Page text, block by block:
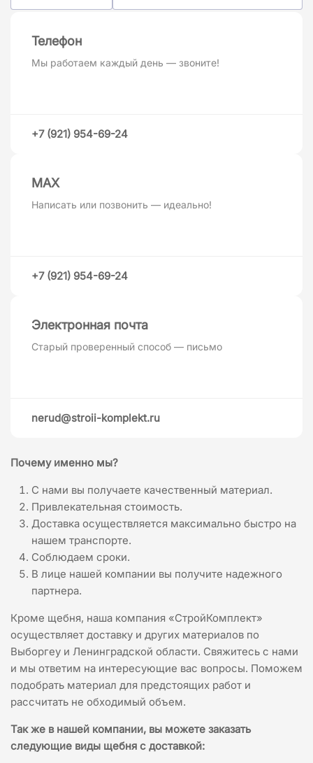
Телефон
Мы работаем каждый день — звоните!
+7 (921) 954-69-24
MAХ
Написать или позвонить — идеально!
+7 (921) 954-69-24
Электронная почта
Старый проверенный способ — письмо
nerud@stroii-komplekt.ru
Почему именно мы?
С нами вы получаете качественный материал.
Привлекательная стоимость.
Доставка осуществляется максимально быстро на
нашем транспорте.
Соблюдаем сроки.
В лице нашей компании вы получите надежного
партнера.
Кроме щебня, наша компания «СтройКомплект»
осуществляет доставку и других материалов по
Выборгеу и Ленинградской области. Свяжитесь с нами
и мы ответим на интересующие вас вопросы. Поможем
подобрать материал для предстоящих работ и
рассчитать не обходимый объем.
Так же в нашей компании, вы можете заказать
следующие виды щебня с доставкой: